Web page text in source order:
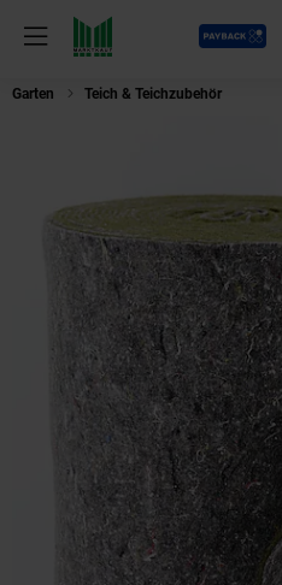
Menü
Payback
Garten Teich & Teichzubehör